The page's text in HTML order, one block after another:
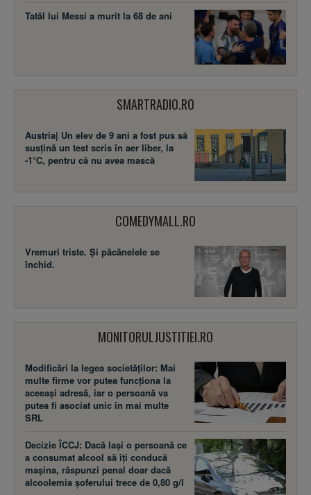
Tatăl lui Messi a murit la 68 de ani
SMARTRADIO.RO
Austria| Un elev de 9 ani a fost pus să
susţină un test scris în aer liber, la
-1°C, pentru că nu avea mască
COMEDYMALL.RO
Vremuri triste. Şi păcănelele se
închid.
MONITORULJUSTITIEI.RO
Modificări la legea societăţilor: Mai
multe firme vor putea funcţiona la
aceeaşi adresă, iar o persoană va
putea fi asociat unic în mai multe
SRL
Decizie ÎCCJ: Dacă laşi o persoană ce
a consumat alcool să îţi conducă
maşina, răspunzi penal doar dacă
alcoolemia şoferului trece de 0,80 g/l